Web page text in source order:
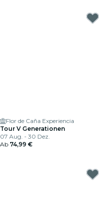
Flor de Caña Experiencia
Tour V Generationen
07 Aug. - 30 Dez.
Ab 74,99 €